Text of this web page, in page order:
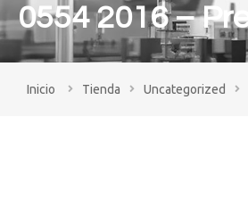
0554 2016 –
You are here:
Tienda Uncategorized